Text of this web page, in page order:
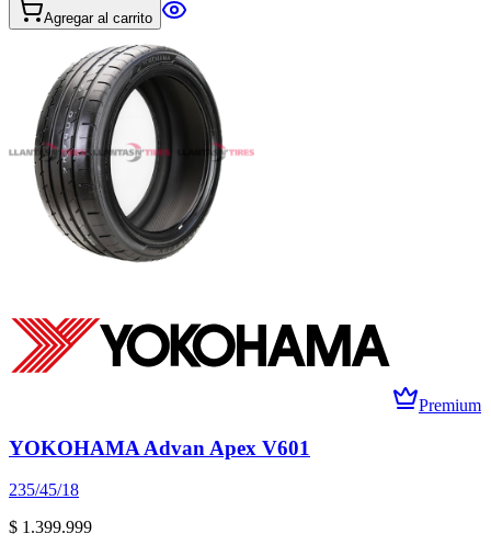
Agregar al carrito
Premium
YOKOHAMA Advan Apex V601
235/45/18
$ 1.399.999